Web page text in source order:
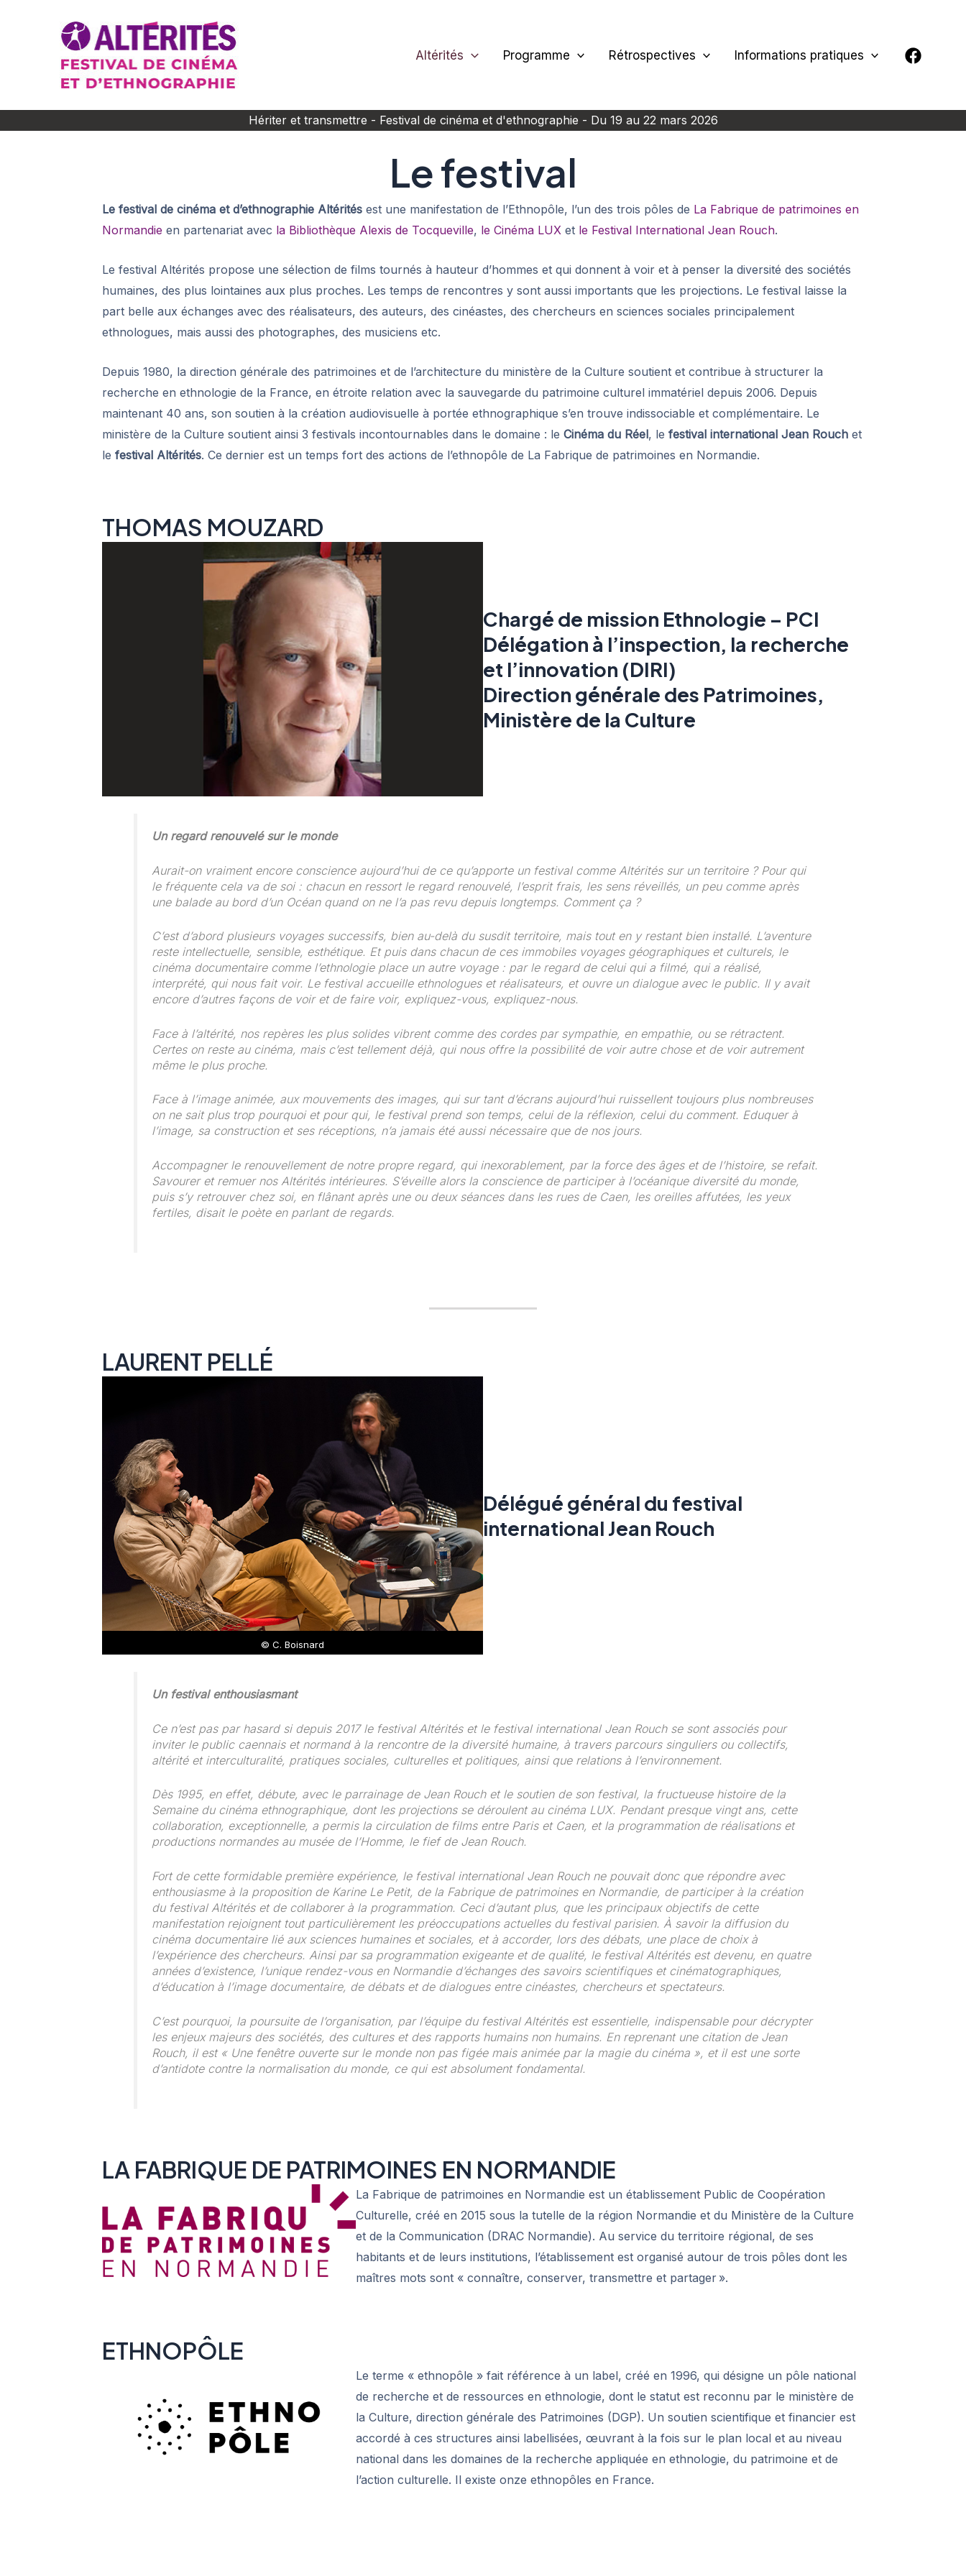
Altérités Programme Rétrospectives Informations pratiques
Hériter et transmettre - Festival de cinéma et d'ethnographie - Du 19 au 22 mars 2026
Le festival
Le festival de cinéma et d’ethnographie Altérités est une manifestation de l’Ethnopôle, l’un des trois pôles de La Fabrique de patrimoines en
Normandie en partenariat avec la Bibliothèque Alexis de Tocqueville, le Cinéma LUX et le Festival International Jean Rouch.
Le festival Altérités propose une sélection de films tournés à hauteur d’hommes et qui donnent à voir et à penser la diversité des sociétés
humaines, des plus lointaines aux plus proches. Les temps de rencontres y sont aussi importants que les projections. Le festival laisse la
part belle aux échanges avec des réalisateurs, des auteurs, des cinéastes, des chercheurs en sciences sociales principalement
ethnologues, mais aussi des photographes, des musiciens etc.
Depuis 1980, la direction générale des patrimoines et de l’architecture du ministère de la Culture soutient et contribue à structurer la
recherche en ethnologie de la France, en étroite relation avec la sauvegarde du patrimoine culturel immatériel depuis 2006. Depuis
maintenant 40 ans, son soutien à la création audiovisuelle à portée ethnographique s’en trouve indissociable et complémentaire. Le
ministère de la Culture soutient ainsi 3 festivals incontournables dans le domaine : le Cinéma du Réel, le festival international Jean Rouch et
le festival Altérités. Ce dernier est un temps fort des actions de l’ethnopôle de La Fabrique de patrimoines en Normandie.
THOMAS MOUZARD
Chargé de mission Ethnologie – PCI
Délégation à l’inspection, la recherche
et l’innovation (DIRI)
Direction générale des Patrimoines,
Ministère de la Culture
Un regard renouvelé sur le monde
Aurait-on vraiment encore conscience aujourd’hui de ce qu’apporte un festival comme Altérités sur un territoire ? Pour qui
le fréquente cela va de soi : chacun en ressort le regard renouvelé, l’esprit frais, les sens réveillés, un peu comme après
une balade au bord d’un Océan quand on ne l’a pas revu depuis longtemps. Comment ça ?
C’est d’abord plusieurs voyages successifs, bien au-delà du susdit territoire, mais tout en y restant bien installé. L’aventure
reste intellectuelle, sensible, esthétique. Et puis dans chacun de ces immobiles voyages géographiques et culturels, le
cinéma documentaire comme l’ethnologie place un autre voyage : par le regard de celui qui a filmé, qui a réalisé,
interprété, qui nous fait voir. Le festival accueille ethnologues et réalisateurs, et ouvre un dialogue avec le public. Il y avait
encore d’autres façons de voir et de faire voir, expliquez-vous, expliquez-nous.
Face à l’altérité, nos repères les plus solides vibrent comme des cordes par sympathie, en empathie, ou se rétractent.
Certes on reste au cinéma, mais c’est tellement déjà, qui nous offre la possibilité de voir autre chose et de voir autrement
même le plus proche.
Face à l’image animée, aux mouvements des images, qui sur tant d’écrans aujourd’hui ruissellent toujours plus nombreuses
on ne sait plus trop pourquoi et pour qui, le festival prend son temps, celui de la réflexion, celui du comment. Eduquer à
l’image, sa construction et ses réceptions, n’a jamais été aussi nécessaire que de nos jours.
Accompagner le renouvellement de notre propre regard, qui inexorablement, par la force des âges et de l’histoire, se refait.
Savourer et remuer nos Altérités intérieures. S’éveille alors la conscience de participer à l’océanique diversité du monde,
puis s’y retrouver chez soi, en flânant après une ou deux séances dans les rues de Caen, les oreilles affutées, les yeux
fertiles, disait le poète en parlant de regards.
LAURENT PELLÉ
© C. Boisnard
Délégué général du festival
international Jean Rouch
Un festival enthousiasmant
Ce n’est pas par hasard si depuis 2017 le festival Altérités et le festival international Jean Rouch se sont associés pour
inviter le public caennais et normand à la rencontre de la diversité humaine, à travers parcours singuliers ou collectifs,
altérité et interculturalité, pratiques sociales, culturelles et politiques, ainsi que relations à l’environnement.
Dès 1995, en effet, débute, avec le parrainage de Jean Rouch et le soutien de son festival, la fructueuse histoire de la
Semaine du cinéma ethnographique, dont les projections se déroulent au cinéma LUX. Pendant presque vingt ans, cette
collaboration, exceptionnelle, a permis la circulation de films entre Paris et Caen, et la programmation de réalisations et
productions normandes au musée de l’Homme, le fief de Jean Rouch.
Fort de cette formidable première expérience, le festival international Jean Rouch ne pouvait donc que répondre avec
enthousiasme à la proposition de Karine Le Petit, de la Fabrique de patrimoines en Normandie, de participer à la création
du festival Altérités et de collaborer à la programmation. Ceci d’autant plus, que les principaux objectifs de cette
manifestation rejoignent tout particulièrement les préoccupations actuelles du festival parisien. À savoir la diffusion du
cinéma documentaire lié aux sciences humaines et sociales, et à accorder, lors des débats, une place de choix à
l’expérience des chercheurs. Ainsi par sa programmation exigeante et de qualité, le festival Altérités est devenu, en quatre
années d’existence, l’unique rendez-vous en Normandie d’échanges des savoirs scientifiques et cinématographiques,
d’éducation à l’image documentaire, de débats et de dialogues entre cinéastes, chercheurs et spectateurs.
C’est pourquoi, la poursuite de l’organisation, par l’équipe du festival Altérités est essentielle, indispensable pour décrypter
les enjeux majeurs des sociétés, des cultures et des rapports humains non humains. En reprenant une citation de Jean
Rouch, il est « Une fenêtre ouverte sur le monde non pas figée mais animée par la magie du cinéma », et il est une sorte
d’antidote contre la normalisation du monde, ce qui est absolument fondamental.
LA FABRIQUE DE PATRIMOINES EN NORMANDIE
La Fabrique de patrimoines en Normandie est un établissement Public de Coopération
Culturelle, créé en 2015 sous la tutelle de la région Normandie et du Ministère de la Culture
et de la Communication (DRAC Normandie). Au service du territoire régional, de ses
habitants et de leurs institutions, l’établissement est organisé autour de trois pôles dont les
maîtres mots sont « connaître, conserver, transmettre et partager ».
ETHNOPÔLE
Le terme « ethnopôle » fait référence à un label, créé en 1996, qui désigne un pôle national
de recherche et de ressources en ethnologie, dont le statut est reconnu par le ministère de
la Culture, direction générale des Patrimoines (DGP). Un soutien scientifique et financier est
accordé à ces structures ainsi labellisées, œuvrant à la fois sur le plan local et au niveau
national dans les domaines de la recherche appliquée en ethnologie, du patrimoine et de
l’action culturelle. Il existe onze ethnopôles en France.